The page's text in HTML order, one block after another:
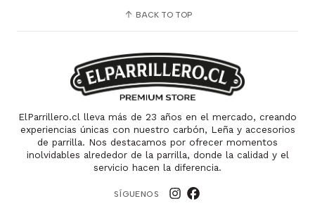
BACK TO TOP
ElParrillero.cl lleva más de 23 años en el mercado, creando
experiencias únicas con nuestro carbón, Leña y accesorios
de parrilla. Nos destacamos por ofrecer momentos
inolvidables alrededor de la parrilla, donde la calidad y el
servicio hacen la diferencia.
SÍGUENOS